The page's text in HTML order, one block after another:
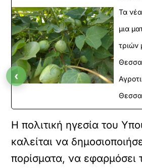
Τα
μια
τριών
Η πολιτική ηγεσία του
καλείται να
πορίσματα, να εφαρμόσει
‹